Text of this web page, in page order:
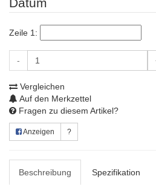
Zeile 1:
-
Vergleichen
Auf den Merkzettel
Fragen zu diesem Artikel?
Anzeigen ?
Beschreibung Spezifikation